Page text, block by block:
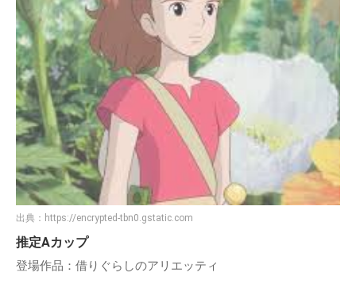
出典： https://encrypted-tbn0.gstatic.com
推定Aカップ
登場作品：借りぐらしのアリエッティ